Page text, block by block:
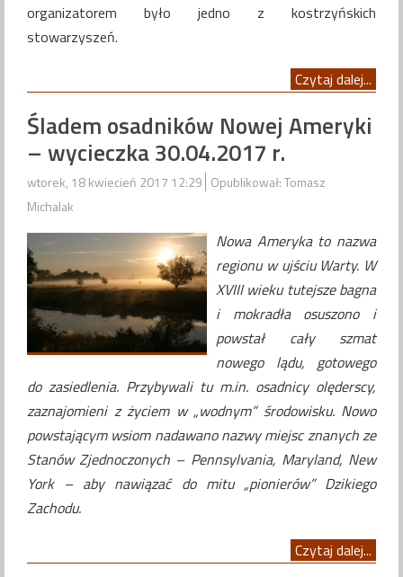
organizatorem było jedno z kostrzyńskich
stowarzyszeń.
Czytaj dalej...
Śladem osadników Nowej Ameryki
– wycieczka 30.04.2017 r.
wtorek, 18 kwiecień 2017 12:29 Opublikował: Tomasz
Michalak
Nowa Ameryka to nazwa
regionu w ujściu Warty. W
XVIII wieku tutejsze bagna
i mokradła osuszono i
powstał cały szmat
nowego lądu, gotowego
do zasiedlenia. Przybywali tu m.in. osadnicy olęderscy,
zaznajomieni z życiem w „wodnym” środowisku. Nowo
powstającym wsiom nadawano nazwy miejsc znanych ze
Stanów Zjednoczonych – Pennsylvania, Maryland, New
York – aby nawiązać do mitu „pionierów” Dzikiego
Zachodu.
Czytaj dalej...